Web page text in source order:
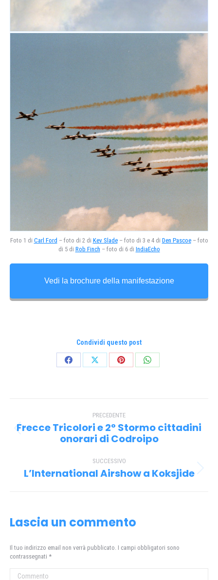
Foto 1 di Carl Ford – foto di 2 di Kev Slade– foto di 3 e 4 di Den Pascoe– foto
di 5 di Rob Finch – foto di 6 di IndiaEcho
Vedi la brochure della manifestazione
Condividi questo post
CondividiCondividiCondividiCondividi
tra PRECEDENTE
Post
precedente:
Frecce Tricolori e 2° Stormo cittadini
onorari di Codroipo
SUCCESSIVO
Prossimo
L’International Airshow a Koksjide
Lascia un commento
Il tuo indirizzo email non verrà pubblicato. I campi obbligatori sono
contrassegnati *
Commento